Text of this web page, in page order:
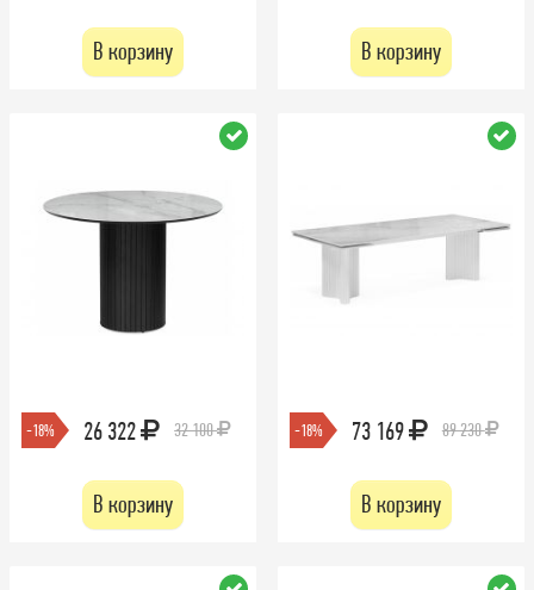
В корзину В корзину
-18% 26 322 32 100
В корзину
-18% 73 169 89 230
В корзину